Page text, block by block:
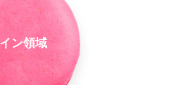
ン領域